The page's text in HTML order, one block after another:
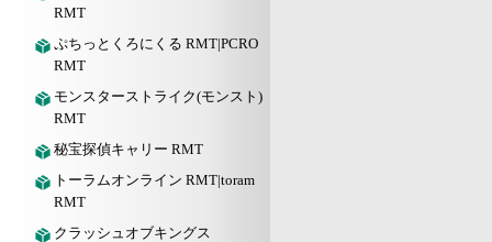
RMT
ぷちっとくろにくる RMT|PCRO
RMT
モンスターストライク(モンスト)
RMT
秘宝探偵キャリー RMT
トーラムオンライン RMT|toram
RMT
クラッシュオブキングス